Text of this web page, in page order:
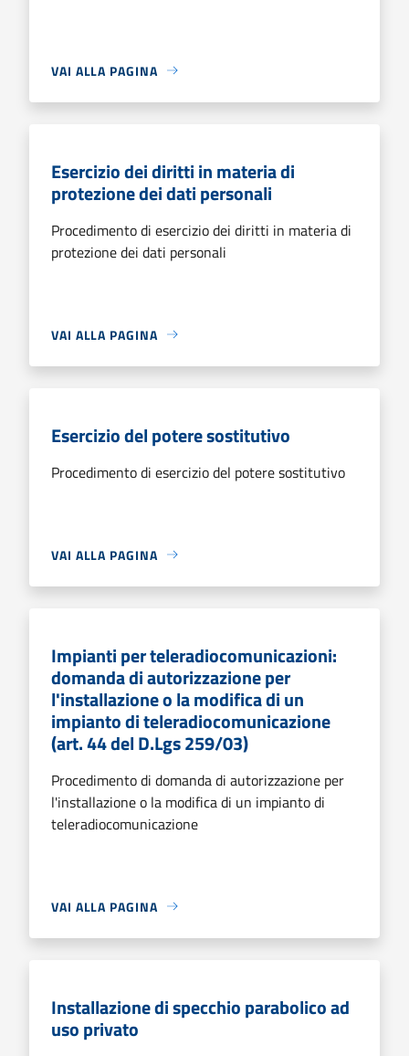
VAI ALLA PAGINA
Esercizio dei diritti in materia di
protezione dei dati personali
Procedimento di esercizio dei diritti in materia di
protezione dei dati personali
VAI ALLA PAGINA
Esercizio del potere sostitutivo
Procedimento di esercizio del potere sostitutivo
VAI ALLA PAGINA
Impianti per teleradiocomunicazioni:
domanda di autorizzazione per
l'installazione o la modifica di un
impianto di teleradiocomunicazione
(art. 44 del D.Lgs 259/03)
Procedimento di domanda di autorizzazione per
l'installazione o la modifica di un impianto di
teleradiocomunicazione
VAI ALLA PAGINA
Installazione di specchio parabolico ad
uso privato